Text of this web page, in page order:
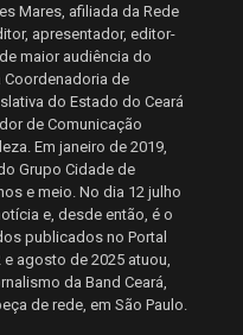
Mares, afiliada da Rede
apresentador, editor-
maior audiência do
Coordenadoria de
do Estado do Ceará
de Comunicação
Em janeiro de 2019,
Grupo Cidade de
e meio. No dia 12 julho
e, desde então, é o
publicados no Portal
agosto de 2025 atuou,
da Band Ceará,
de rede, em São Paulo.